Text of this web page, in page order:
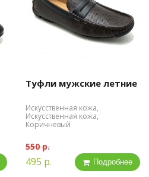
Туфли мужские летние
Искусственная кожа,
Искусственная кожа,
Коричневый
550 р.
495 р. Подробнее